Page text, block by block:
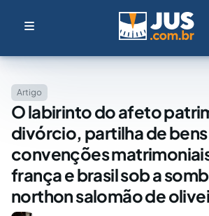
Artigo
O labirinto do afeto
divórcio, partilha de bens
convenções
frança e brasil sob a
northon salomão de